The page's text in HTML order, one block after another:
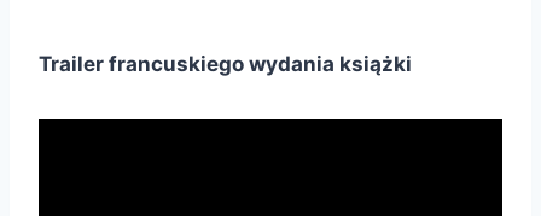
Trailer francuskiego wydania książki